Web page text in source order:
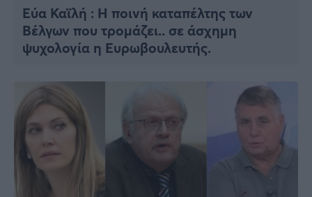
Εύα Καϊλή : H ποινή καταπέλτης των
Βέλγων που τρομάζει.. σε άσχημη
ψυχολογία η Ευρωβουλευτής.